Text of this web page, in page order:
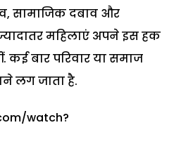
सामाजिक दबाव और
महिलाएं अपने इस हक
कई बार परिवार या समाज
लग जाता है.
watch?